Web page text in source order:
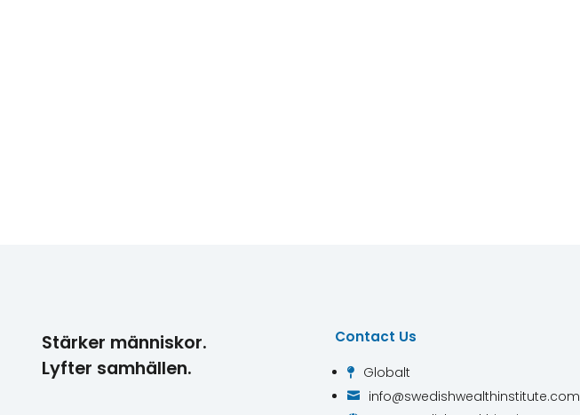
Stärker människor.
Lyfter samhällen.
Contact Us
 Globalt
 info@swedishwealthinstitute.com